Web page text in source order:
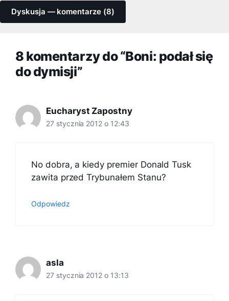
Dyskusja — komentarze (8)
8 komentarzy do “Boni: podał się
do dymisji”
Eucharyst Zapostny
27 stycznia 2012 o 12:43
No dobra, a kiedy premier Donald Tusk
zawita przed Trybunałem Stanu?
Odpowiedz
asla
27 stycznia 2012 o 13:13